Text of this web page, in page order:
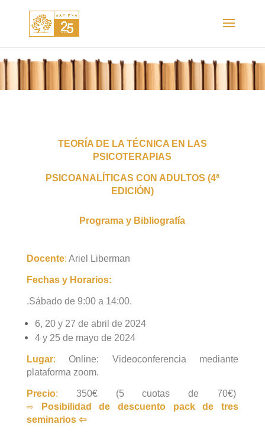
TEORÍA DE LA TÉCNICA EN LAS
PSICOTERAPIAS
PSICOANALÍTICAS CON ADULTOS (4ª
EDICIÓN)
Programa y Bibliografía
Docente: Ariel Liberman
Fechas y Horarios:
.Sábado de 9:00 a 14:00.
6, 20 y 27 de abril de 2024
4 y 25 de mayo de 2024
Lugar: Online: Videoconferencia mediante
plataforma zoom.
Precio: 350€ (5 cuotas de 70€)
⇨
Posibilidad de descuento pack de tres
seminarios ⇦